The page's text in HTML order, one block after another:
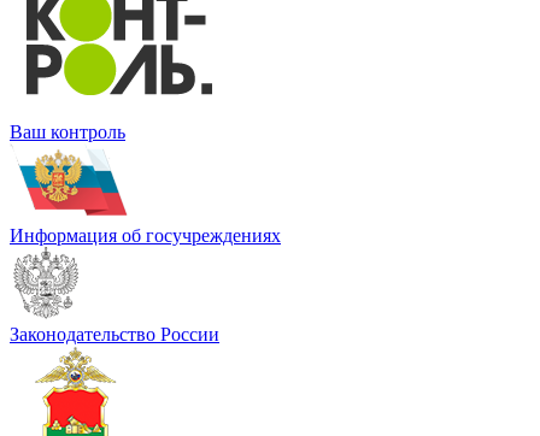
Ваш контроль
Информация об госучреждениях
Законодательство России